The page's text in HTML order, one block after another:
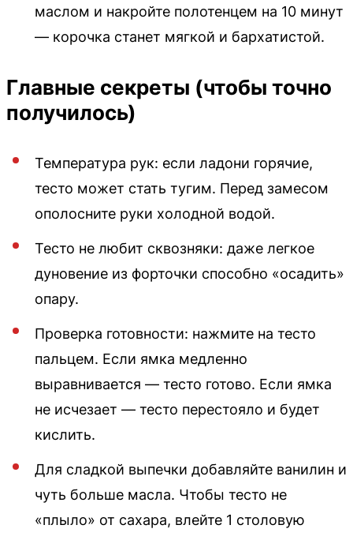
маслом и накройте полотенцем на 10 минут
— корочка станет мягкой и бархатистой.
Главные секреты (чтобы точно
получилось)
Температура рук: если ладони горячие,
тесто может стать тугим. Перед замесом
ополосните руки холодной водой.
Тесто не любит сквозняки: даже легкое
дуновение из форточки способно «осадить»
опару.
Проверка готовности: нажмите на тесто
пальцем. Если ямка медленно
выравнивается — тесто готово. Если ямка
не исчезает — тесто перестояло и будет
кислить.
Для сладкой выпечки добавляйте ванилин и
чуть больше масла. Чтобы тесто не
«плыло» от сахара, влейте 1 столовую